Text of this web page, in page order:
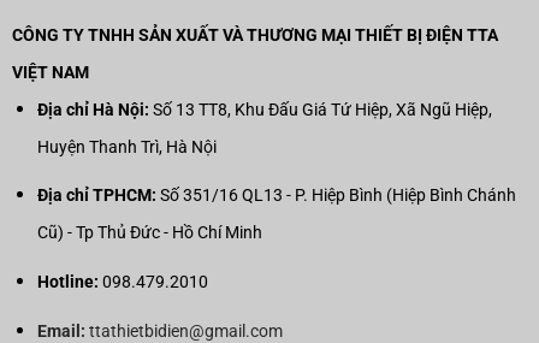
CÔNG TY TNHH SẢN XUẤT VÀ THƯƠNG MẠI THIẾT BỊ ĐIỆN TTA
VIỆT NAM
Địa chỉ Hà Nội: Số 13 TT8, Khu Đấu Giá Tứ Hiệp, Xã Ngũ Hiệp,
Huyện Thanh Trì, Hà Nội
Địa chỉ TPHCM: Số 351/16 QL13 - P. Hiệp Bình (Hiệp Bình Chánh
Cũ) - Tp Thủ Đức - Hồ Chí Minh
Hotline: 098.479.2010
Email: ttathietbidien@gmail.com